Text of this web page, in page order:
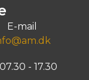
E-mail
- 17.30